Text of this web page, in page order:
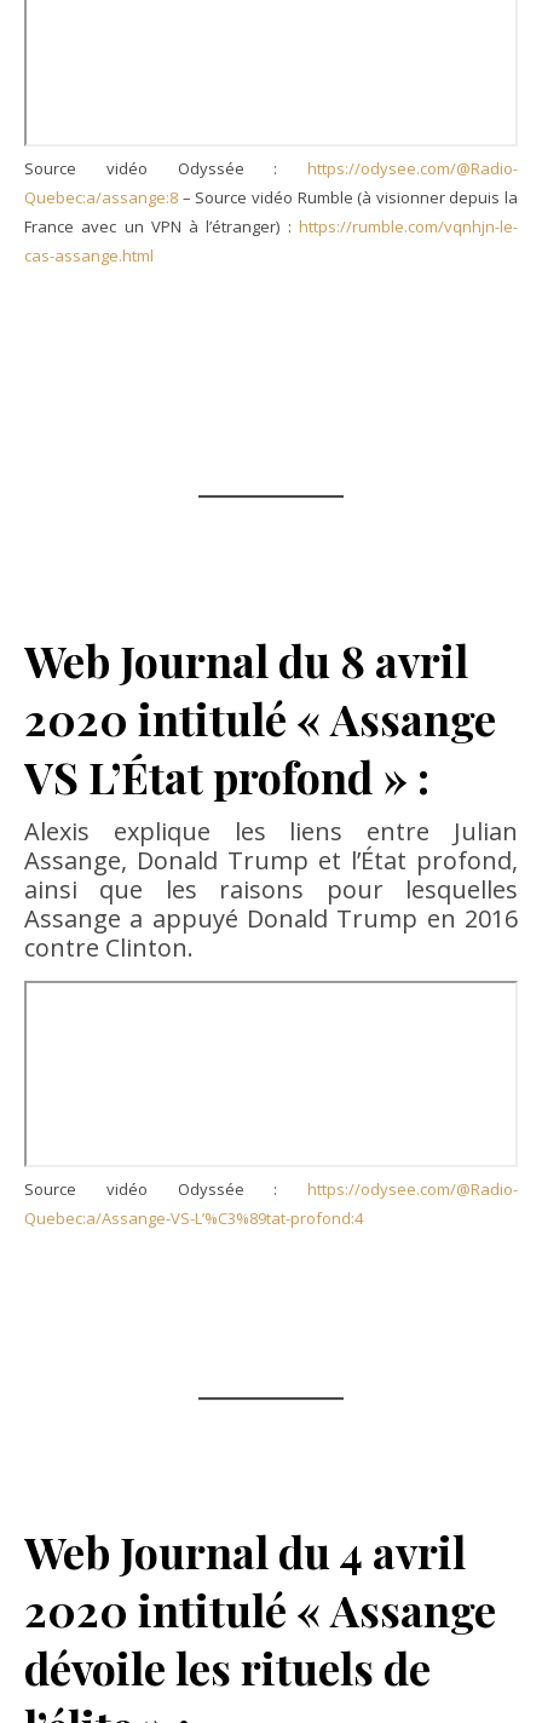
Source vidéo Odyssée : https://odysee.com/@Radio-
Quebec:a/assange:8 – Source vidéo Rumble (à visionner depuis la
France avec un VPN à l’étranger) : https://rumble.com/vqnhjn-le-
cas-assange.html
Web Journal du 8 avril
2020 intitulé « Assange
VS L’État profond » :
Alexis explique les liens entre Julian
Assange, Donald Trump et l’État profond,
ainsi que les raisons pour lesquelles
Assange a appuyé Donald Trump en 2016
contre Clinton.
Source vidéo Odyssée : https://odysee.com/@Radio-
Quebec:a/Assange-VS-L’%C3%89tat-profond:4
Web Journal du 4 avril
2020 intitulé « Assange
dévoile les rituels de